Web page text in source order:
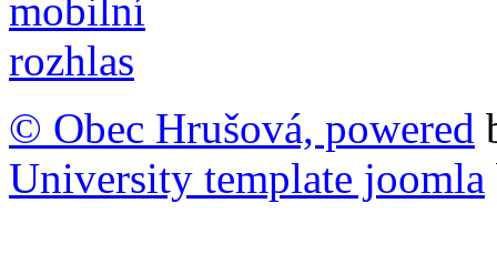
© Obec Hrušová, powered
University template joomla